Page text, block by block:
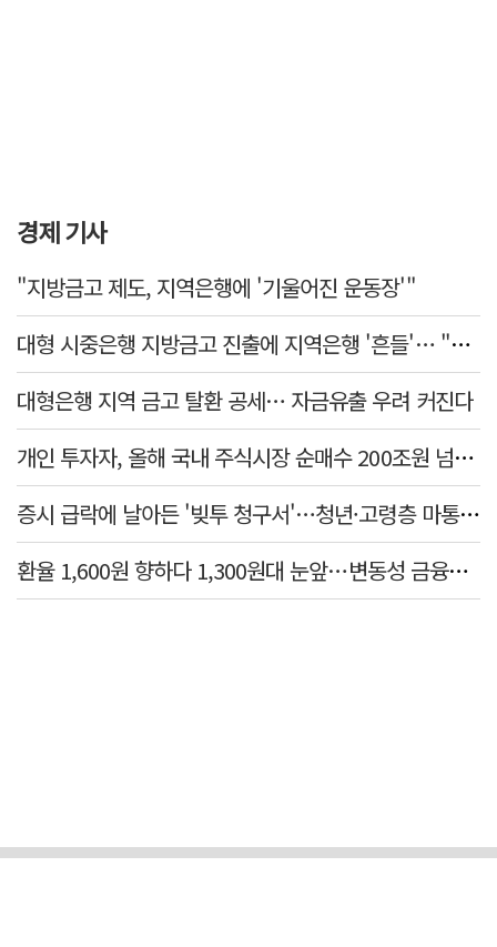
경제 기사
"지방금고 제도, 지역은행에 '기울어진 운동장'"
대형 시중은행 지방금고 진출에 지역은행 '흔들'… "생태계 보호 장치 필요"
대형은행 지역 금고 탈환 공세… 자금유출 우려 커진다
개인 투자자, 올해 국내 주식시장 순매수 200조원 넘었다
증시 급락에 날아든 '빚투 청구서'…청년·고령층 마통 연체↑
환율 1,600원 향하다 1,300원대 눈앞…변동성 금융위기 후 최고